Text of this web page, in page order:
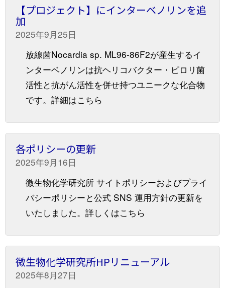
【プロジェクト】にインターベノリンを追
加
2025年9月25日
放線菌Nocardia sp. ML96-86F2が産生するイ
ンターベノリンは抗ヘリコバクター・ピロリ菌
活性と抗がん活性を併せ持つユニークな化合物
です。詳細はこちら
各ポリシーの更新
2025年9月16日
微生物化学研究所 サイトポリシーおよびプライ
バシーポリシーと公式 SNS 運用方針の更新を
いたしました。詳しくはこちら
微生物化学研究所HPリニューアル
2025年8月27日